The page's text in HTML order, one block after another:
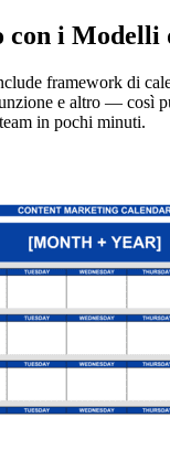
con i Modelli
framework di
e altro — così
in pochi minuti.